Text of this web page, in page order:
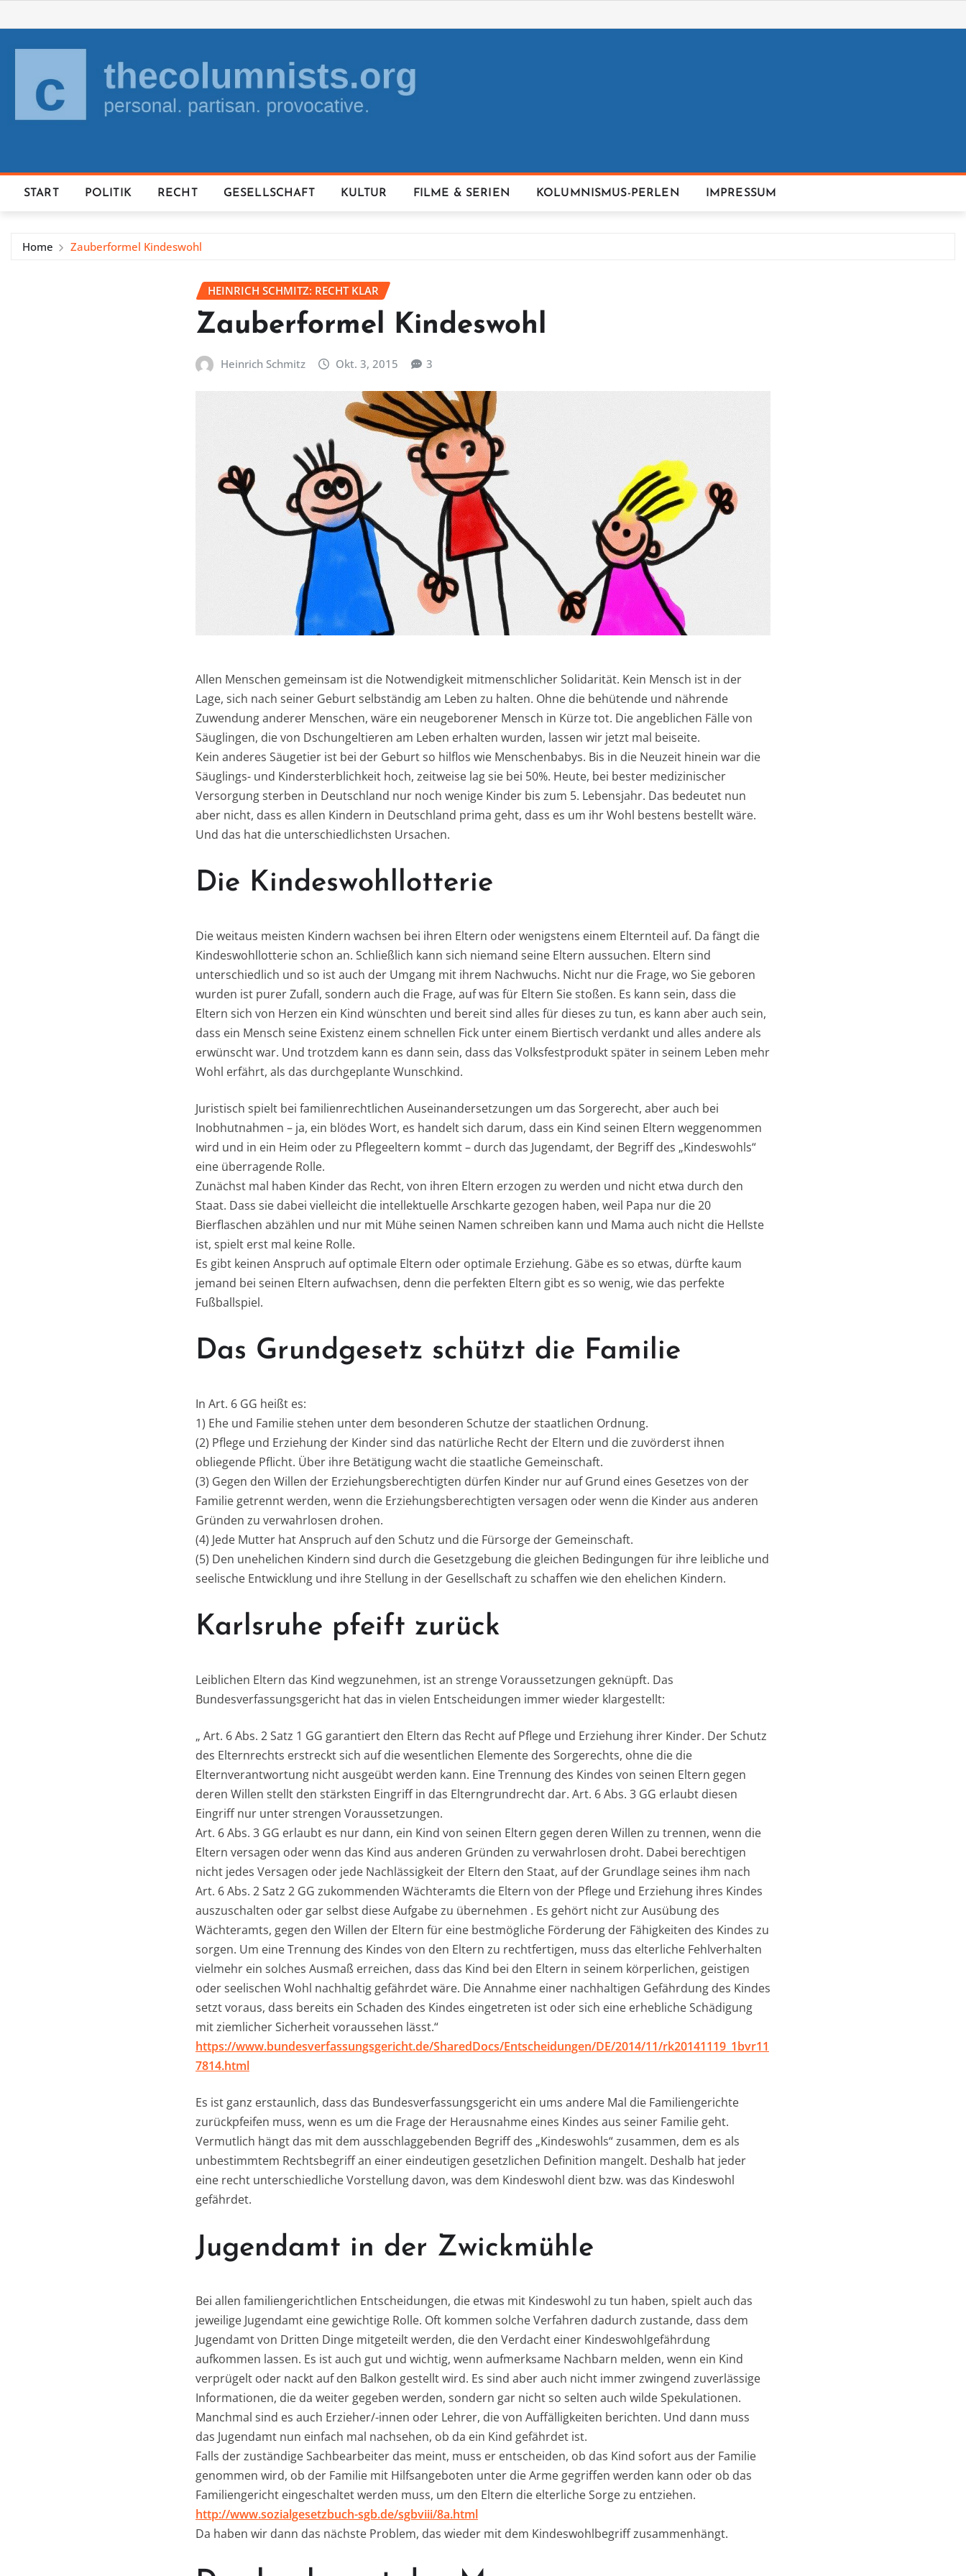
to
content
START POLITIK RECHT GESELLSCHAFT KULTUR FILME & SERIEN KOLUMNISMUS-PERLEN IMPRESSUM
Home Zauberformel Kindeswohl
HEINRICH SCHMITZ: RECHT KLAR
Zauberformel Kindeswohl
Heinrich Schmitz Okt. 3, 2015 3
Allen Menschen gemeinsam ist die Notwendigkeit mitmenschlicher Solidarität. Kein Mensch ist in der
Lage, sich nach seiner Geburt selbständig am Leben zu halten. Ohne die behütende und nährende
Zuwendung anderer Menschen, wäre ein neugeborener Mensch in Kürze tot. Die angeblichen Fälle von
Säuglingen, die von Dschungeltieren am Leben erhalten wurden, lassen wir jetzt mal beiseite.
Kein anderes Säugetier ist bei der Geburt so hilflos wie Menschenbabys. Bis in die Neuzeit hinein war die
Säuglings- und Kindersterblichkeit hoch, zeitweise lag sie bei 50%. Heute, bei bester medizinischer
Versorgung sterben in Deutschland nur noch wenige Kinder bis zum 5. Lebensjahr. Das bedeutet nun
aber nicht, dass es allen Kindern in Deutschland prima geht, dass es um ihr Wohl bestens bestellt wäre.
Und das hat die unterschiedlichsten Ursachen.
Die Kindeswohllotterie
Die weitaus meisten Kindern wachsen bei ihren Eltern oder wenigstens einem Elternteil auf. Da fängt die
Kindeswohllotterie schon an. Schließlich kann sich niemand seine Eltern aussuchen. Eltern sind
unterschiedlich und so ist auch der Umgang mit ihrem Nachwuchs. Nicht nur die Frage, wo Sie geboren
wurden ist purer Zufall, sondern auch die Frage, auf was für Eltern Sie stoßen. Es kann sein, dass die
Eltern sich von Herzen ein Kind wünschten und bereit sind alles für dieses zu tun, es kann aber auch sein,
dass ein Mensch seine Existenz einem schnellen Fick unter einem Biertisch verdankt und alles andere als
erwünscht war. Und trotzdem kann es dann sein, dass das Volksfestprodukt später in seinem Leben mehr
Wohl erfährt, als das durchgeplante Wunschkind.
Juristisch spielt bei familienrechtlichen Auseinandersetzungen um das Sorgerecht, aber auch bei
Inobhutnahmen – ja, ein blödes Wort, es handelt sich darum, dass ein Kind seinen Eltern weggenommen
wird und in ein Heim oder zu Pflegeeltern kommt – durch das Jugendamt, der Begriff des „Kindeswohls“
eine überragende Rolle.
Zunächst mal haben Kinder das Recht, von ihren Eltern erzogen zu werden und nicht etwa durch den
Staat. Dass sie dabei vielleicht die intellektuelle Arschkarte gezogen haben, weil Papa nur die 20
Bierflaschen abzählen und nur mit Mühe seinen Namen schreiben kann und Mama auch nicht die Hellste
ist, spielt erst mal keine Rolle.
Es gibt keinen Anspruch auf optimale Eltern oder optimale Erziehung. Gäbe es so etwas, dürfte kaum
jemand bei seinen Eltern aufwachsen, denn die perfekten Eltern gibt es so wenig, wie das perfekte
Fußballspiel.
Das Grundgesetz schützt die Familie
In Art. 6 GG heißt es:
1) Ehe und Familie stehen unter dem besonderen Schutze der staatlichen Ordnung.
(2) Pflege und Erziehung der Kinder sind das natürliche Recht der Eltern und die zuvörderst ihnen
obliegende Pflicht. Über ihre Betätigung wacht die staatliche Gemeinschaft.
(3) Gegen den Willen der Erziehungsberechtigten dürfen Kinder nur auf Grund eines Gesetzes von der
Familie getrennt werden, wenn die Erziehungsberechtigten versagen oder wenn die Kinder aus anderen
Gründen zu verwahrlosen drohen.
(4) Jede Mutter hat Anspruch auf den Schutz und die Fürsorge der Gemeinschaft.
(5) Den unehelichen Kindern sind durch die Gesetzgebung die gleichen Bedingungen für ihre leibliche und
seelische Entwicklung und ihre Stellung in der Gesellschaft zu schaffen wie den ehelichen Kindern.
Karlsruhe pfeift zurück
Leiblichen Eltern das Kind wegzunehmen, ist an strenge Voraussetzungen geknüpft. Das
Bundesverfassungsgericht hat das in vielen Entscheidungen immer wieder klargestellt:
„ Art. 6 Abs. 2 Satz 1 GG garantiert den Eltern das Recht auf Pflege und Erziehung ihrer Kinder. Der Schutz
des Elternrechts erstreckt sich auf die wesentlichen Elemente des Sorgerechts, ohne die die
Elternverantwortung nicht ausgeübt werden kann. Eine Trennung des Kindes von seinen Eltern gegen
deren Willen stellt den stärksten Eingriff in das Elterngrundrecht dar. Art. 6 Abs. 3 GG erlaubt diesen
Eingriff nur unter strengen Voraussetzungen.
Art. 6 Abs. 3 GG erlaubt es nur dann, ein Kind von seinen Eltern gegen deren Willen zu trennen, wenn die
Eltern versagen oder wenn das Kind aus anderen Gründen zu verwahrlosen droht. Dabei berechtigen
nicht jedes Versagen oder jede Nachlässigkeit der Eltern den Staat, auf der Grundlage seines ihm nach
Art. 6 Abs. 2 Satz 2 GG zukommenden Wächteramts die Eltern von der Pflege und Erziehung ihres Kindes
auszuschalten oder gar selbst diese Aufgabe zu übernehmen . Es gehört nicht zur Ausübung des
Wächteramts, gegen den Willen der Eltern für eine bestmögliche Förderung der Fähigkeiten des Kindes zu
sorgen. Um eine Trennung des Kindes von den Eltern zu rechtfertigen, muss das elterliche Fehlverhalten
vielmehr ein solches Ausmaß erreichen, dass das Kind bei den Eltern in seinem körperlichen, geistigen
oder seelischen Wohl nachhaltig gefährdet wäre. Die Annahme einer nachhaltigen Gefährdung des Kindes
setzt voraus, dass bereits ein Schaden des Kindes eingetreten ist oder sich eine erhebliche Schädigung
mit ziemlicher Sicherheit voraussehen lässt.“
https://www.bundesverfassungsgericht.de/SharedDocs/Entscheidungen/DE/2014/11/rk20141119_1bvr11
7814.html
Es ist ganz erstaunlich, dass das Bundesverfassungsgericht ein ums andere Mal die Familiengerichte
zurückpfeifen muss, wenn es um die Frage der Herausnahme eines Kindes aus seiner Familie geht.
Vermutlich hängt das mit dem ausschlaggebenden Begriff des „Kindeswohls“ zusammen, dem es als
unbestimmtem Rechtsbegriff an einer eindeutigen gesetzlichen Definition mangelt. Deshalb hat jeder
eine recht unterschiedliche Vorstellung davon, was dem Kindeswohl dient bzw. was das Kindeswohl
gefährdet.
Jugendamt in der Zwickmühle
Bei allen familiengerichtlichen Entscheidungen, die etwas mit Kindeswohl zu tun haben, spielt auch das
jeweilige Jugendamt eine gewichtige Rolle. Oft kommen solche Verfahren dadurch zustande, dass dem
Jugendamt von Dritten Dinge mitgeteilt werden, die den Verdacht einer Kindeswohlgefährdung
aufkommen lassen. Es ist auch gut und wichtig, wenn aufmerksame Nachbarn melden, wenn ein Kind
verprügelt oder nackt auf den Balkon gestellt wird. Es sind aber auch nicht immer zwingend zuverlässige
Informationen, die da weiter gegeben werden, sondern gar nicht so selten auch wilde Spekulationen.
Manchmal sind es auch Erzieher/-innen oder Lehrer, die von Auffälligkeiten berichten. Und dann muss
das Jugendamt nun einfach mal nachsehen, ob da ein Kind gefährdet ist.
Falls der zuständige Sachbearbeiter das meint, muss er entscheiden, ob das Kind sofort aus der Familie
genommen wird, ob der Familie mit Hilfsangeboten unter die Arme gegriffen werden kann oder ob das
Familiengericht eingeschaltet werden muss, um den Eltern die elterliche Sorge zu entziehen.
http://www.sozialgesetzbuch-sgb.de/sgbviii/8a.html
Da haben wir dann das nächste Problem, das wieder mit dem Kindeswohlbegriff zusammenhängt.